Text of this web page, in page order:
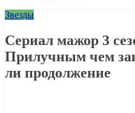
Звезды
Сериал мажор 3
Прилучным чем
ли продолжение